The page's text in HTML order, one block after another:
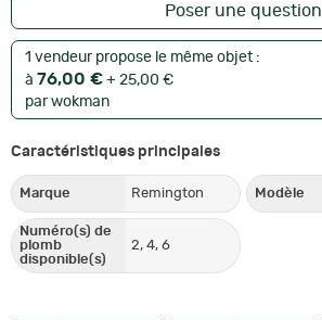
Poser une question
1 vendeur propose le même objet :
à 76,00 € + 25,00 €
par wokman
Caractéristiques principales
Marque Remington Modèle
Numéro(s) de
plomb
disponible(s)
2, 4, 6